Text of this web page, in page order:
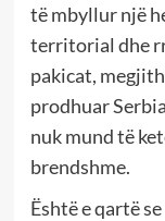
të mbyllur një
territorial dhe
pakicat,
prodhuar
nuk mund të
brendshme.
Është e qartë